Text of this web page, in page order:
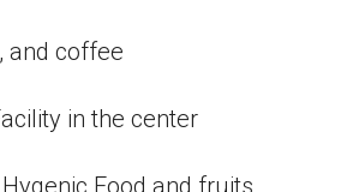
and coffee
in the center
Food and fruits